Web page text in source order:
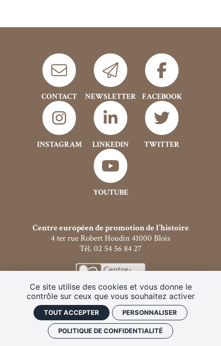
Ce site utilise des cookies et vous donne le
contrôle sur ceux que vous souhaitez activer
TOUT ACCEPTER PERSONNALISER
POLITIQUE DE CONFIDENTIALITÉ
CONTACT NEWSLETTER FACEBOOK
INSTAGRAM LINKEDIN TWITTER
YOUTUBE
Centre européen de promotion de l’histoire
4 ter rue Robert Houdin 41000 Blois
Tél. 02 54 56 84 27
Archives publication Programmes PDF Faire un donMentions légales
Plan de sitePolitique de confidentialitéGestion des cookies